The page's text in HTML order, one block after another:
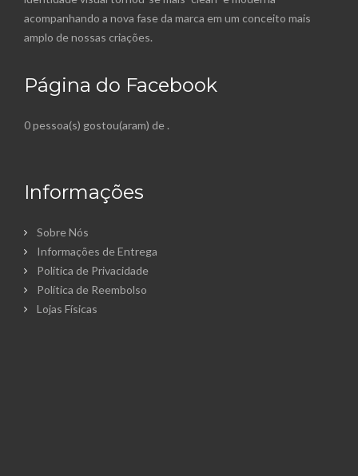
acompanhando a nova fase da marca em um conceito mais
amplo de nossas criações.
Página do Facebook
0 pessoa(s) gostou(aram) de .
Informações
Sobre Nós
Informações de Entrega
Política de Privacidade
Política de Reembolso
Lojas Físicas